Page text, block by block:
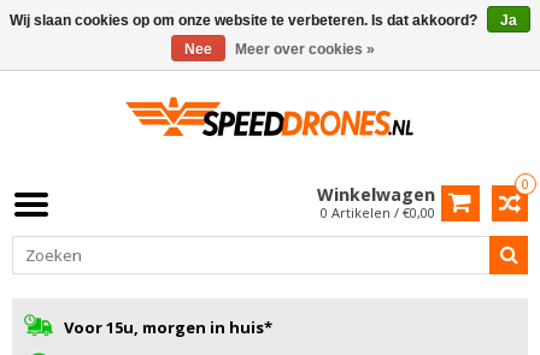
0
Winkelwagen
0 Artikelen / €0,00
Voor 15u, morgen in huis*
Wij slaan cookies op om onze website te verbeteren. Is dat akkoord?
Ja
Nee
Meer over cookies »